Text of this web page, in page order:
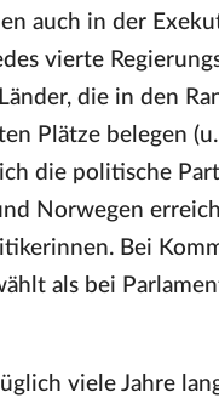
auch in der
vierte
die in den
Plätze belegen
die politische
Norwegen
Bei
als bei
viele Jahre